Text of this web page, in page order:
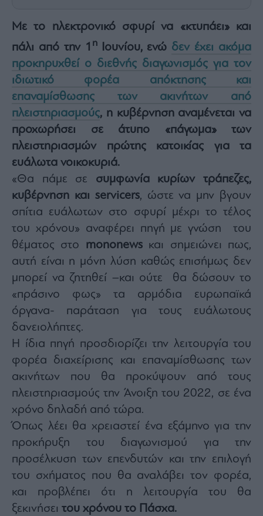
&
Style
Υγεία
Architecture
&
Fashion
&
Art
Watches
Yachts
Table
For
Two
Μετοχές
Αγορές
Trader's
book
Buy-
Hold-
Sell
The
Value
Investor
Χρηματιστηριακές
Ανακοινώσεις
Creative
Content
Branded
Content
Με το ηλεκτρονικό σφυρί να «κτυπάει» και
πάλι από την 1 η Ιουνίου, ενώ δεν έχει ακόμα
προκηρυχθεί ο διεθνής διαγωνισμός για τον
ιδιωτικό φορέα απόκτησης και
επαναμίσθωσης των ακινήτων από
πλειστηριασμούς, η κυβέρνηση αναμένεται να
προχωρήσει σε άτυπο «πάγωμα» των
πλειστηριασμών πρώτης κατοικίας για τα
ευάλωτα νοικοκυριά.
«Θα πάμε σε συμφωνία κυρίων τράπεζες,
κυβέρνηση και servicers, ώστε να μην βγουν
σπίτια ευάλωτων στο σφυρί μέχρι το τέλος
του χρόνου» αναφέρει πηγή με γνώση του
θέματος στο mononewsκαι σημειώνει πως,
αυτή είναι η μόνη λύση καθώς επισήμως δεν
μπορεί να ζητηθεί –και ούτε θα δώσουν το
«πράσινο φως» τα αρμόδια ευρωπαϊκά
όργανα- παράταση για τους ευάλωτους
δανειολήπτες.
Η ίδια πηγή προσδιορίζει την λειτουργία του
φορέα διαχείρισης και επαναμίσθωσης των
ακινήτων που θα προκύψουν από τους
πλειστηριασμούς την Άνοιξη του 2022, σε ένα
χρόνο δηλαδή από τώρα.
Όπως λέει θα χρειαστεί ένα εξάμηνο για την
προκήρυξη του διαγωνισμού για την
προσέλκυση των επενδυτών και την επιλογή
του σχήματος που θα αναλάβει τον φορέα,
και προβλέπει ότι η λειτουργία του θα
ξεκινήσει του χρόνου το Πάσχα.